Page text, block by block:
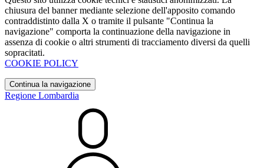
chiusura del banner mediante selezione dell'apposito comando
contraddistinto dalla X o tramite il pulsante "Continua la
navigazione" comporta la continuazione della navigazione in
assenza di cookie o altri strumenti di tracciamento diversi da quelli
sopracitati.
COOKIE POLICY
Continua la navigazione
Regione Lombardia